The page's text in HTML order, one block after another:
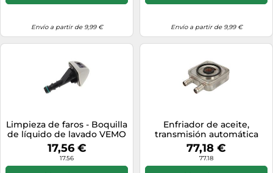
Envío a partir de 9,99 € Envío a partir de 9,99 €
Limpieza de faros - Boquilla
de líquido de lavado VEMO
V20-08-0474, derecha
17,56 €
17.56
Enfriador de aceite,
transmisión automática
NRF 310060
77,18 €
77.18